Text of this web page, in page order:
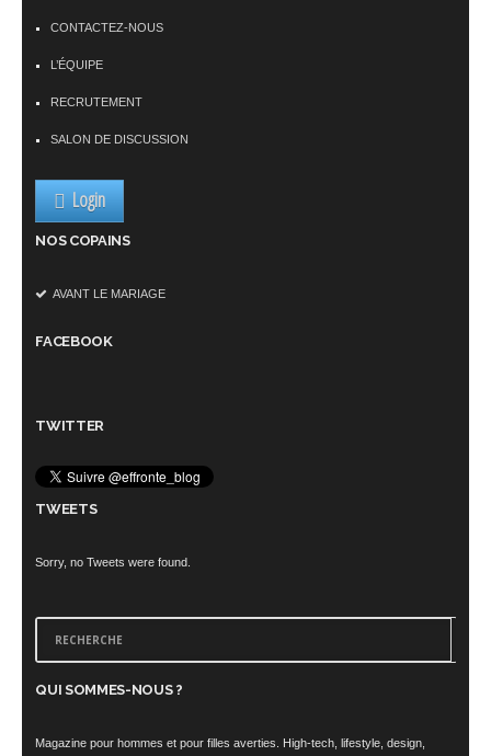
CONTACTEZ-NOUS
L’ÉQUIPE
RECRUTEMENT
SALON DE DISCUSSION
Login
NOS COPAINS
AVANT LE MARIAGE
FACEBOOK
TWITTER
TWEETS
Sorry, no Tweets were found.
QUI SOMMES-NOUS ?
Magazine pour hommes et pour filles averties. High-tech, lifestyle, design,